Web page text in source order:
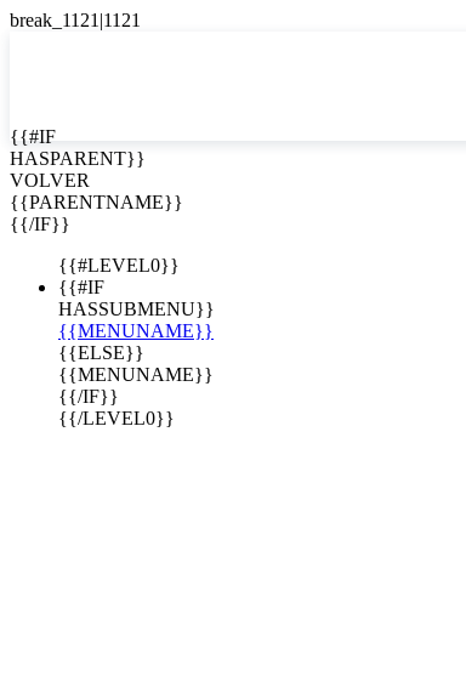
{{#IF
HASPARENT}}
VOLVER
{{PARENTNAME}}
{{/IF}}
{{#LEVEL0}}
{{#IF
HASSUBMENU}}
{{MENUNAME}}
{{ELSE}}
{{MENUNAME}}
{{/IF}}
{{/LEVEL0}}